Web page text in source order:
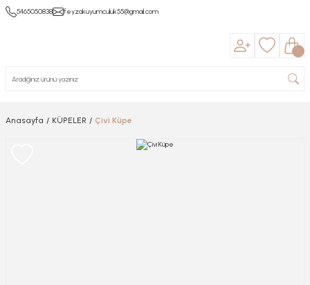
5465050838 feyzakuyumculuk55@gmail.com
Anasayfa KÜPELER Çivi Küpe